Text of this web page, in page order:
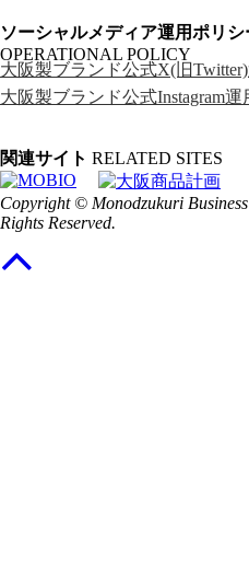
ソーシャルメディア運用ポリシ
OPERATIONAL POLICY
大阪製ブランド公式X(旧
大阪製ブランド公式Instagram
関連サイト RELATED SITES
Copyright © Monodzukuri
Rights Reserved.